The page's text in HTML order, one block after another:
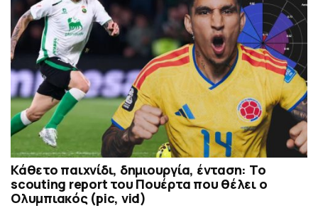
Κάθετο παιχνίδι, δημιουργία, ένταση: Το
scouting report του Πουέρτα που θέλει ο
Ολυμπιακός (pic, vid)